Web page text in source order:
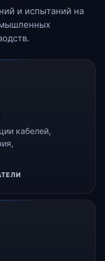
и испытаний на
кабелей,